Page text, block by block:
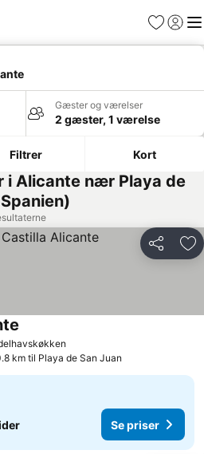
Favoritter
Log ind
Gæster og værelser
2 gæster, 1 værelse
Filtrer Kort
i Alicante nær Playa de
Del
km til Playa de San Juan
Se priser